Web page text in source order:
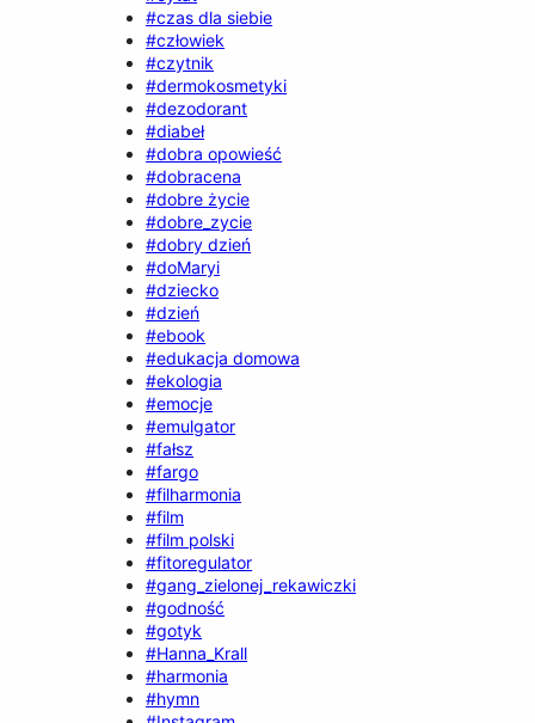
#czas dla siebie
#człowiek
#czytnik
#dermokosmetyki
#dezodorant
#diabeł
#dobra opowieść
#dobracena
#dobre życie
#dobre_zycie
#dobry dzień
#doMaryi
#dziecko
#dzień
#ebook
#edukacja domowa
#ekologia
#emocje
#emulgator
#fałsz
#fargo
#filharmonia
#film
#film polski
#fitoregulator
#gang_zielonej_rekawiczki
#godność
#gotyk
#Hanna_Krall
#harmonia
#hymn